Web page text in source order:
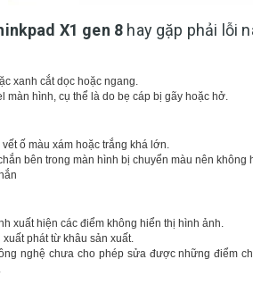
X1 gen 8 hay gặp phải lỗi
xanh cắt dọc hoặc ngang.
màn hình, cụ thể là do bẹ cáp bị gãy hoặc hở.
ố màu xám hoặc trắng khá lớn.
bên trong màn hình bị chuyển màu nên
xuất hiện các điểm không hiển thị hình ảnh.
phát từ khâu sản xuất.
nghệ chưa cho phép sửa được những điểm